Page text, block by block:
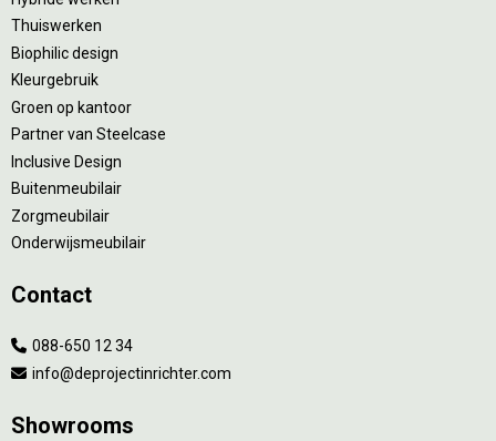
Thuiswerken
Biophilic design
Kleurgebruik
Groen op kantoor
Partner van Steelcase
Inclusive Design
Buitenmeubilair
Zorgmeubilair
Onderwijsmeubilair
Contact
088-650 12 34
info@deprojectinrichter.com
Showrooms